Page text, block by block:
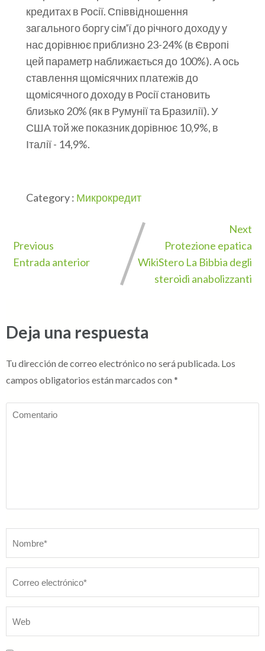
кредитах в Росії. Співвідношення
загального боргу сім'ї до річного доходу у
нас дорівнює приблизно 23-24% (в Європі
цей параметр наближається до 100%). А ось
ставлення щомісячних платежів до
щомісячного доходу в Росії становить
близько 20% (як в Румунії та Бразилії). У
США той же показник дорівнює 10,9%, в
Італії - 14,9%.
Category : Микрокредит
Previous
Entrada anterior
Next
Protezione epatica
WikiStero La Bibbia degli
steroidi anabolizzanti
Deja una respuesta
Tu dirección de correo electrónico no será publicada. Los
campos obligatorios están marcados con *
Comentario